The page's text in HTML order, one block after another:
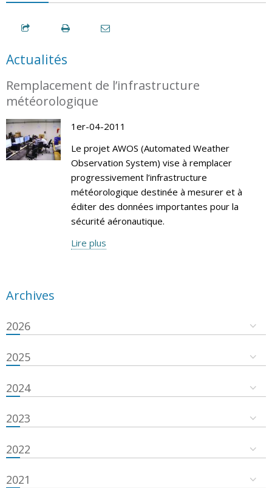
Actualités
Remplacement de l’infrastructure
météorologique
1er-04-2011
Le projet AWOS (Automated Weather
Observation System) vise à remplacer
progressivement l’infrastructure
météorologique destinée à mesurer et à
éditer des données importantes pour la
sécurité aéronautique.
Lire plus
Archives
2026
2025
2024
2023
2022
2021